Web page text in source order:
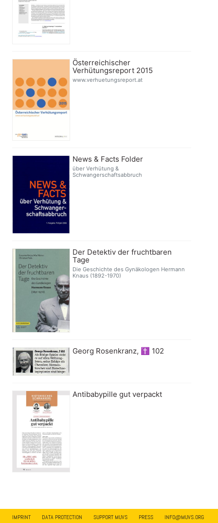
Österreichischer
Verhütungsreport 2015
www.verhuetungsreport.at
News & Facts Folder
über Verhütung &
Schwangerschaftsabbruch
Der Detektiv der fruchtbaren
Tage
Die Geschichte des Gynäkologen Hermann
Knaus (1892-1970)
Georg Rosenkranz, ✝ 102
Antibabypille gut verpackt
IMPRINT DATA PROTECTION SUPPORT MUVS PRESS INFO@MUVS.ORG